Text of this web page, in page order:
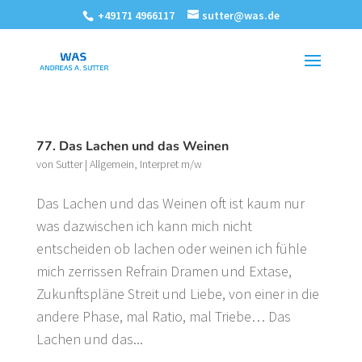
+49171 4966117 sutter@was.de
77. Das Lachen und das Weinen
von Sutter| Allgemein, Interpret m/w
Das Lachen und das Weinen oft ist kaum nur
was dazwischen ich kann mich nicht
entscheiden ob lachen oder weinen ich fühle
mich zerrissen Refrain Dramen und Extase,
Zukunftspläne Streit und Liebe, von einer in die
andere Phase, mal Ratio, mal Triebe… Das
Lachen und das...